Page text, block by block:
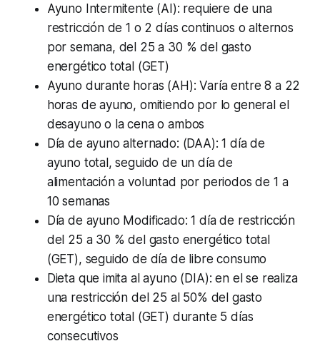
Ayuno Intermitente (AI): requiere de una
restricción de 1 o 2 días continuos o alternos
por semana, del 25 a 30 % del gasto
energético total (GET)
Ayuno durante horas (AH): Varía entre 8 a 22
horas de ayuno, omitiendo por lo general el
desayuno o la cena o ambos
Día de ayuno alternado: (DAA): 1 día de
ayuno total, seguido de un día de
alimentación a voluntad por periodos de 1 a
10 semanas
Día de ayuno Modificado: 1 día de restricción
del 25 a 30 % del gasto energético total
(GET), seguido de día de libre consumo
Dieta que imita al ayuno (DIA): en el se realiza
una restricción del 25 al 50% del gasto
energético total (GET) durante 5 días
consecutivos